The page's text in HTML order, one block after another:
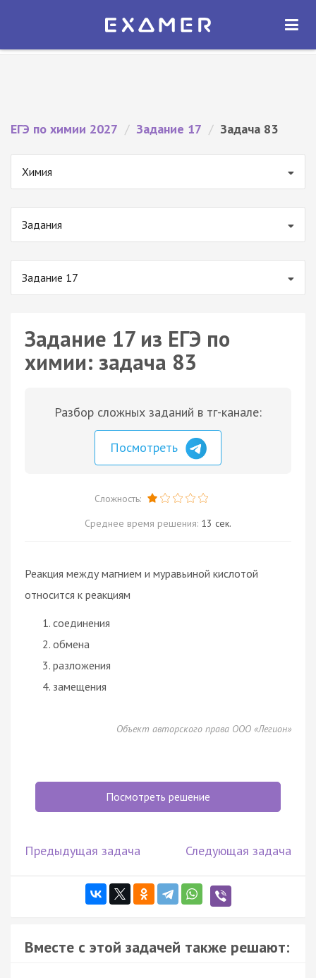
Экзамер — ЕГЭ 2027
ОТКРЫТЬ
ЕГЭ по химии 2027 / Задание 17 / Задача 83
Химия
Задания
Задание 17
Задание 17 из ЕГЭ по
химии: задача 83
Разбор сложных заданий в тг-канале:
Посмотреть
Сложность:
Среднее время решения: 13 сек.
Реакция между магнием и муравьиной кислотой
относится к реакциям
соединения
обмена
разложения
замещения
Объект авторского права ООО «Легион»
Посмотреть решение
Предыдущая задача Следующая задача
Вместе с этой задачей также решают: